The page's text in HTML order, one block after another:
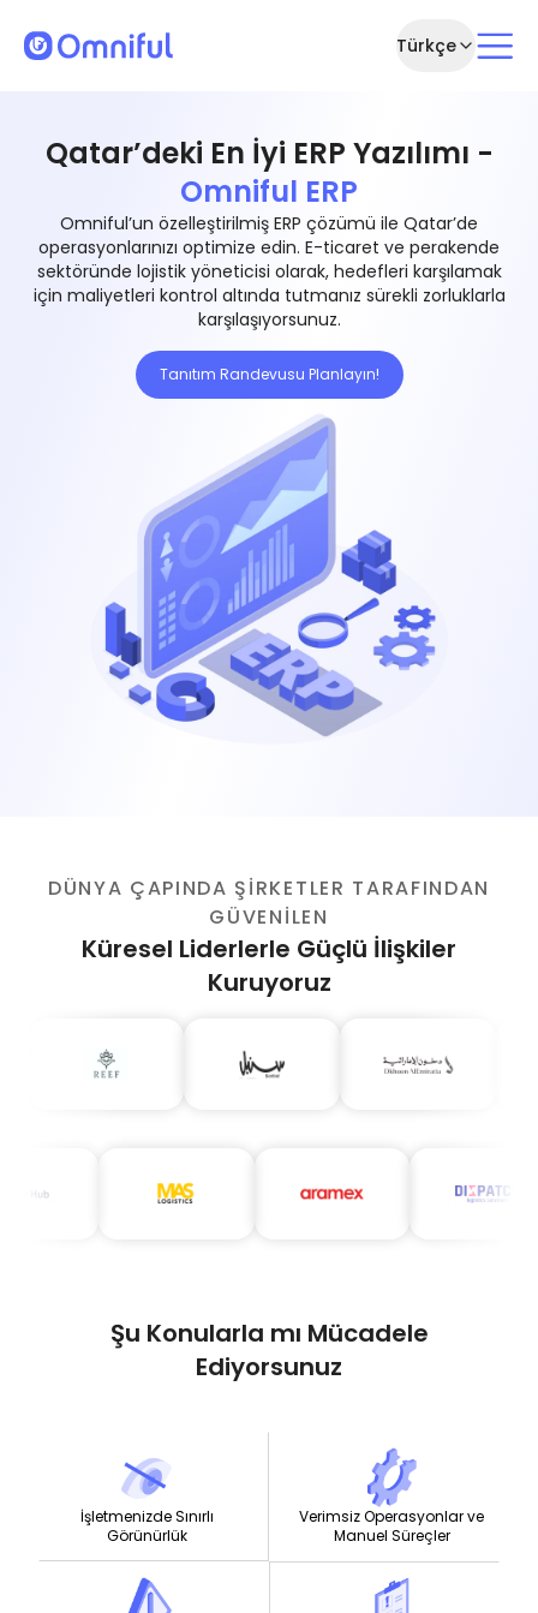
Türkçe
Qatar’deki En İyi ERP Yazılımı -
Omniful ERP
Omniful’un özelleştirilmiş ERP çözümü ile Qatar’de
operasyonlarınızı optimize edin. E-ticaret ve perakende
sektöründe lojistik yöneticisi olarak, hedefleri karşılamak
için maliyetleri kontrol altında tutmanız sürekli zorluklarla
karşılaşıyorsunuz.
Tanıtım Randevusu Planlayın!
DÜNYA ÇAPINDA ŞİRKETLER TARAFINDAN
GÜVENİLEN
Küresel Liderlerle Güçlü İlişkiler
Kuruyoruz
Şu Konularla mı Mücadele
Ediyorsunuz
İşletmenizde Sınırlı
Görünürlük
Verimsiz Operasyonlar ve
Manuel Süreçler